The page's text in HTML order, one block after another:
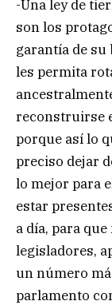
-Una ley de
son los
garantía de su
les permita
reconstruirse
porque así lo
preciso dejar
lo mejor para
estar
a día, para
legisladores,
un número
parlamento